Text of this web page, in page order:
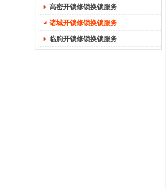
高密开锁修锁换锁服务
诸城开锁修锁换锁服务
临朐开锁修锁换锁服务